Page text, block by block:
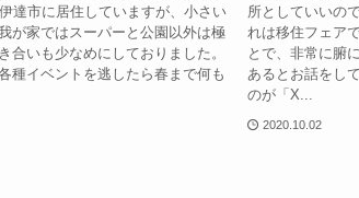
達市に居住していますが、小さい
が家ではスーパーと公園以外は極
合いも少なめにしておりました。
種イベントを逃したら春まで何も
所としていいの
れは移住フェア
とで、非常に腑
あるとお話をし
のが「X...
2020.10.02